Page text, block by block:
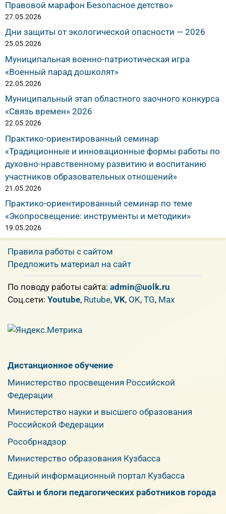
Правовой марафон Безопасное детство»
27.05.2026
Дни защиты от экологической опасности — 2026
25.05.2026
Муниципальная военно-патриотическая игра
«Военный парад дошколят»
22.05.2026
Муниципальный этап областного заочного конкурса
«Связь времен» 2026
22.05.2026
Практико-ориентированный семинар
«Традиционные и инновационные формы работы по
духовно-нравственному развитию и воспитанию
участников образовательных отношений»
21.05.2026
Практико-ориентированный семинар по теме
«Экопросвещение: инструменты и методики»
19.05.2026
Правила работы с сайтом
Предложить материал на сайт
По поводу работы сайта: admin@uolk.ru
Cоц.сети: Youtube, Rutube, VK, OK, TG, Max
Дистанционное обучение
Министерство просвещения Российской
Федерации
Министерство науки и высшего образования
Российской Федерации
Рособрнадзор
Министерство образования Кузбасса
Единый информационный портал Кузбасса
Сайты и блоги педагогических работников города